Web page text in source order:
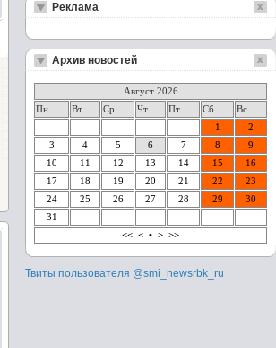
Реклама
Архив новостей
Август 2026
Пн
Вт Ср Чт Пт Сб
Вс
1
2
3
4 5 6 7 8
9
10
11 12 13 14 15
16
17
18 19 20 21 22
23
24
25 26 27 28 29
30
31
<< < • > >>
Твиты пользователя @smi_newsrbk_ru